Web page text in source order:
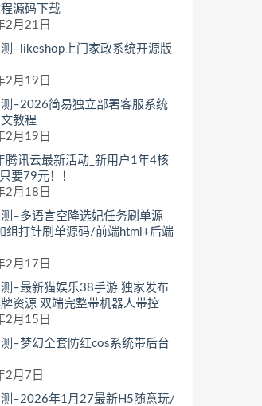
源码下载
2月21日
–likeshop上门家政系统开源版
2月19日
–2026简易独立部署客服系统
教程
2月19日
腾讯云最新活动_新用户1年4核
要79元！！
2月18日
–多语言空降选妃任务刷单源
组打针刷单源码/前端html+后端
2月17日
–最新猫娱乐38手游 独家发布
资源 双端完整带机器人带控
2月15日
–梦幻全套防红cos系统带后台
2月7日
测–2026年1月27最新H5随意玩/